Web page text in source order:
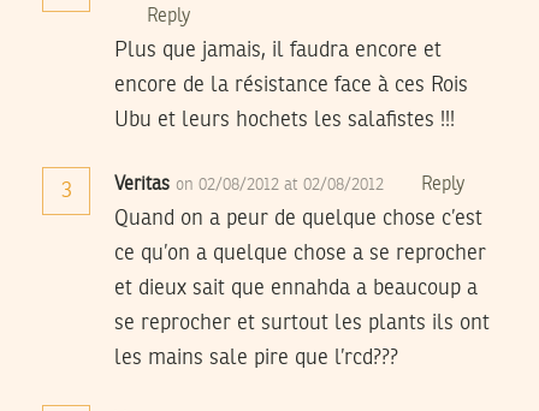
Reply
Plus que jamais, il faudra encore et
encore de la résistance face à ces Rois
Ubu et leurs hochets les salafistes !!!
3 Veritas on 02/08/2012 at 02/08/2012 Reply
Quand on a peur de quelque chose c’est
ce qu’on a quelque chose a se reprocher
et dieux sait que ennahda a beaucoup a
se reprocher et surtout les plants ils ont
les mains sale pire que l’rcd???